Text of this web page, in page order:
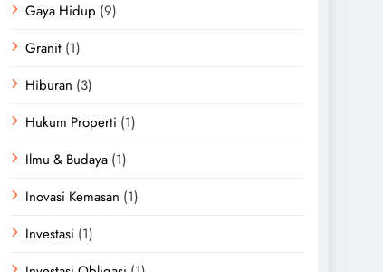
Gaya Hidup (9)
Granit (1)
Hiburan (3)
Hukum Properti (1)
Ilmu & Budaya (1)
Inovasi Kemasan (1)
Investasi (1)